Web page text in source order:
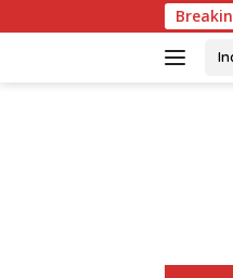
ke
Pimpin 0PS Miras Di